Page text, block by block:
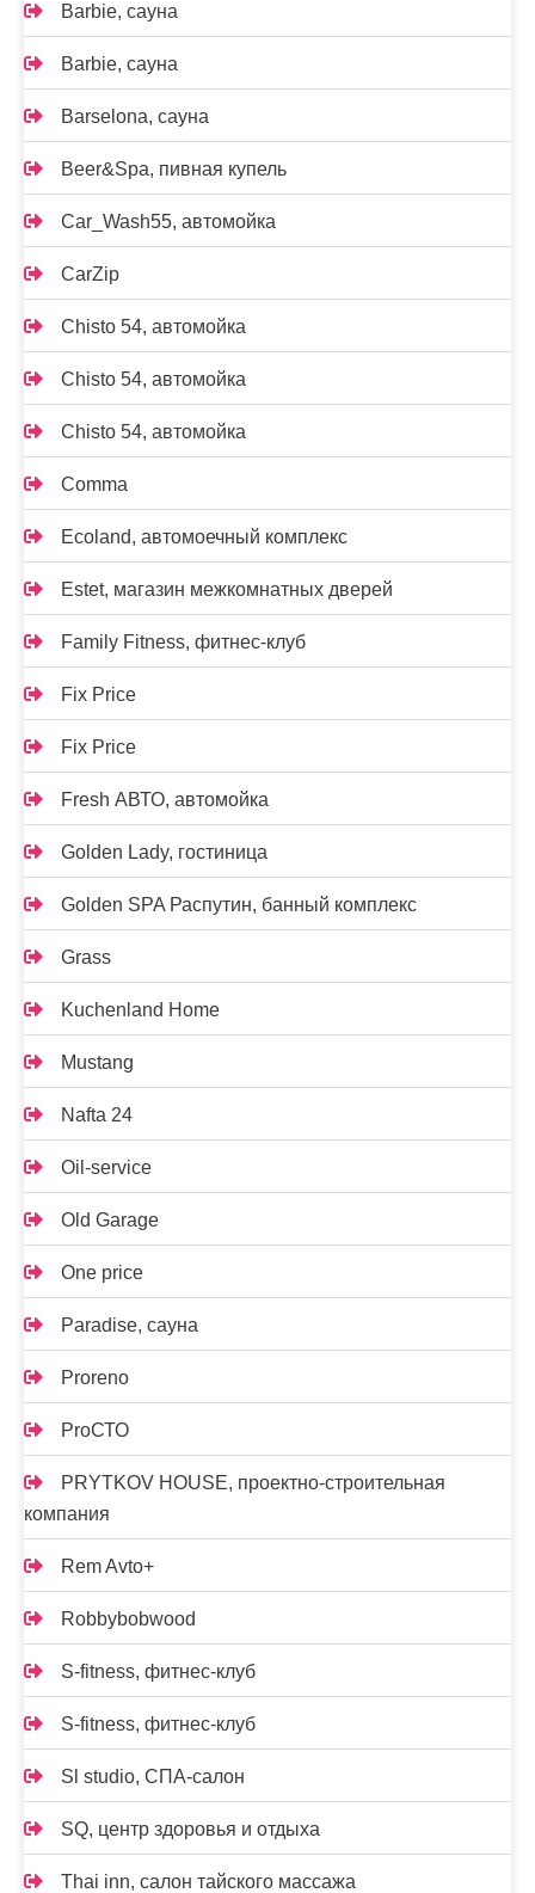
Barbie, сауна
Barbie, сауна
Barselona, сауна
Beer&Spa, пивная купель
Car_Wash55, автомойка
CarZip
Chisto 54, автомойка
Chisto 54, автомойка
Chisto 54, автомойка
Comma
Ecoland, автомоечный комплекс
Estet, магазин межкомнатных дверей
Family Fitness, фитнес-клуб
Fix Price
Fix Price
Fresh АВТО, автомойка
Golden Lady, гостиница
Golden SPA Распутин, банный комплекс
Grass
Kuchenland Home
Mustang
Nafta 24
Oil-service
Old Garage
One price
Paradise, сауна
Proreno
ProСТО
PRYTKOV HOUSE, проектно-строительная
компания
Rem Avto+
Robbybobwood
S-fitness, фитнес-клуб
S-fitness, фитнес-клуб
Sl studio, СПА-салон
SQ, центр здоровья и отдыха
Thai inn, салон тайского массажа